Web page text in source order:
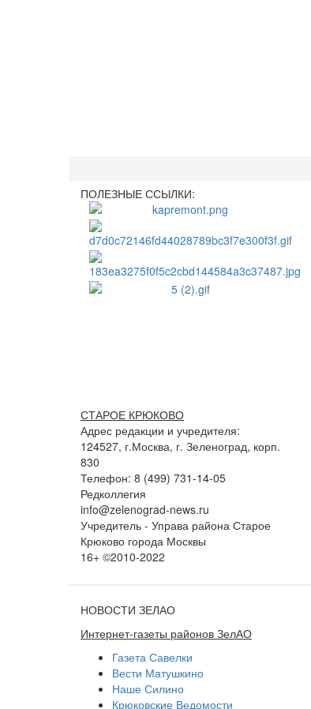
ПОЛЕЗНЫЕ ССЫЛКИ:
СТАРОЕ КРЮКОВО
Адрес редакции и учредителя:
124527, г.Москва, г. Зеленоград, корп.
830
Телефон: 8 (499) 731-14-05
Редколлегия
info@zelenograd-news.ru
Учредитель - Управа района Старое
Крюково города Москвы
16+ ©2010-2022
НОВОСТИ ЗЕЛАО
Интернет-газеты районов ЗелАО
Газета Савелки
Вести Матушкино
Наше Силино
Крюковские Ведомости